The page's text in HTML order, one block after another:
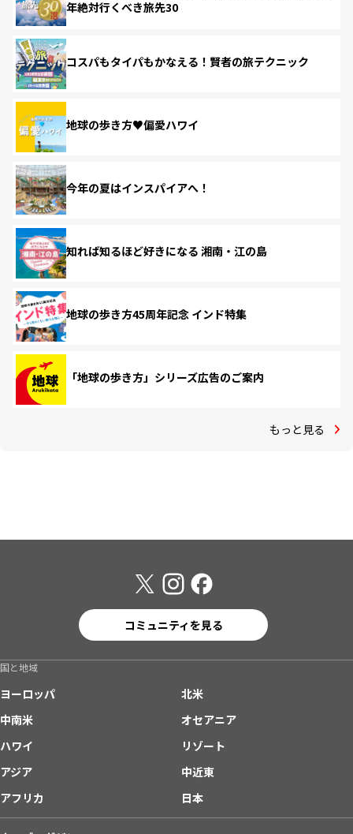
年絶対行くべき旅先30
コスパもタイパもかなえる！賢者の旅テクニック
地球の歩き方♥偏愛ハワイ
今年の夏はインスパイアへ！
知れば知るほど好きになる 湘南・江の島
地球の歩き方45周年記念 インド特集
「地球の歩き方」シリーズ広告のご案内
もっと見る
コミュニティを見る
国と地域
ヨーロッパ
北米
中南米
オセアニア
ハワイ
リゾート
アジア
中近東
アフリカ
日本